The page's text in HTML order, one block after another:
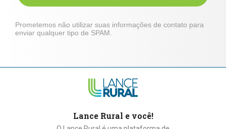
Prometemos não utilizar suas informações de contato para
enviar qualquer tipo de SPAM.
Lance Rural e você!